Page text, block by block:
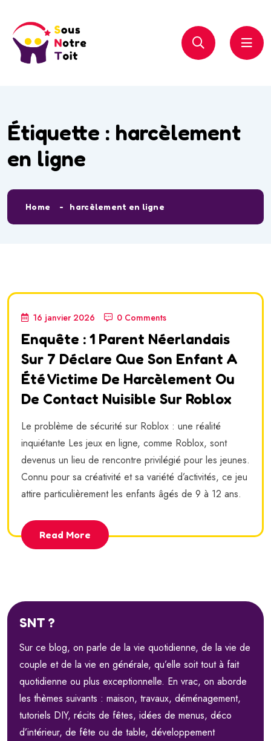
Étiquette : harcèlement
en ligne
Home harcèlement en ligne
16 janvier 2026 0 Comments
Enquête : 1 Parent Néerlandais
Sur 7 Déclare Que Son Enfant A
Été Victime De Harcèlement Ou
De Contact Nuisible Sur Roblox
Le problème de sécurité sur Roblox : une réalité
inquiétante Les jeux en ligne, comme Roblox, sont
devenus un lieu de rencontre privilégié pour les jeunes.
Connu pour sa créativité et sa variété d’activités, ce jeu
attire particulièrement les enfants âgés de 9 à 12 ans.
Read More
SNT ?
Sur ce blog, on parle de la vie quotidienne, de la vie de
couple et de la vie en générale, qu’elle soit tout à fait
quotidienne ou plus exceptionnelle. En vrac, on aborde
les thèmes suivants : maison, travaux, déménagement,
tutoriels DIY, récits de fêtes, idées de menus, déco
d’intérieur, de fête ou de table, développement